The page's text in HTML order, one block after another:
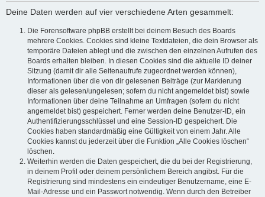
Deine Daten werden auf vier verschiedene Arten gesammelt:
Die Forensoftware phpBB erstellt bei deinem Besuch des Boards
mehrere Cookies. Cookies sind kleine Textdateien, die dein Browser als
temporäre Dateien ablegt und die zwischen den einzelnen Aufrufen des
Boards erhalten bleiben. In diesen Cookies sind die aktuelle ID deiner
Sitzung (damit dir alle Seitenaufrufe zugeordnet werden können),
Informationen über die von dir gelesenen Beiträge (zur Markierung
dieser als gelesen/ungelesen; sofern du nicht angemeldet bist) sowie
Informationen über deine Teilnahme an Umfragen (sofern du nicht
angemeldet bist) gespeichert. Ferner werden deine Benutzer-ID, ein
Authentifizierungsschlüssel und eine Session-ID gespeichert. Die
Cookies haben standardmäßig eine Gültigkeit von einem Jahr. Alle
Cookies kannst du jederzeit über die Funktion „Alle Cookies löschen“
löschen.
Weiterhin werden die Daten gespeichert, die du bei der Registrierung,
in deinem Profil oder deinem persönlichem Bereich angibst. Für die
Registrierung sind mindestens ein eindeutiger Benutzername, eine E-
Mail-Adresse und ein Passwort notwendig. Wenn durch den Betreiber